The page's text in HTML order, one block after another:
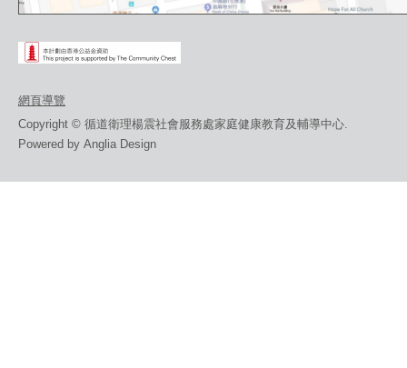
網頁導覽
Copyright © 循道衛理楊震社會服務處家庭健康教育及輔導中心.
Powered by Anglia Design